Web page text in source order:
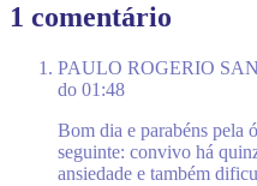
1 comentário
PAULO ROGERIO
do 01:48
Bom dia e parabéns pela
seguinte: convivo há
ansiedade e também